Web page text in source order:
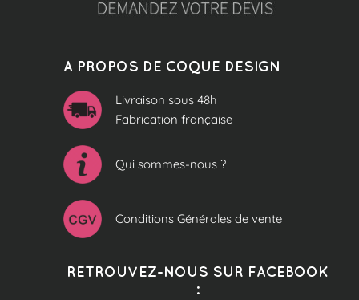
A PROPOS DE COQUE DESIGN
Livraison sous 48h
Fabrication française
Qui sommes-nous ?
Conditions Générales de vente
RETROUVEZ-NOUS SUR FACEBOOK
: